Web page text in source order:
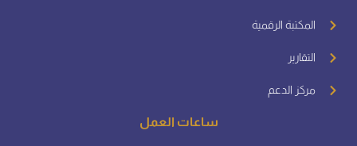
المكتبة الرقمية
التقارير
مركز الدعم
ساعات العمل